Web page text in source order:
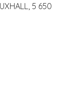
5 650